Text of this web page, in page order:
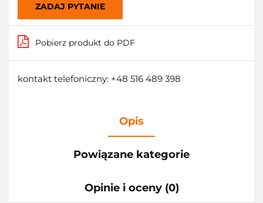
ZADAJ PYTANIE
Pobierz produkt do PDF
kontakt telefoniczny: +48 516 489 398
Opis
Powiązane kategorie
Opinie i oceny (0)